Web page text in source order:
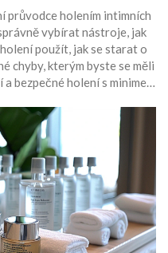
průvodce holením intimních
vybírat nástroje, jak
použít, jak se starat o
chyby, kterým byste se měli
bezpečné holení s minimem